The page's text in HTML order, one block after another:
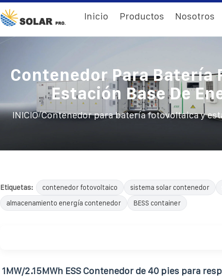
Inicio Productos Nosotros
Contenedor Para Batería
Estación Base De
INICIO/Contenedor para batería fotovoltaica y
Etiquetas: contenedor fotovoltaico sistema solar contenedor
almacenamiento energía contenedor
BESS container
1MW/2.15MWh ESS Contenedor de 40 pies para